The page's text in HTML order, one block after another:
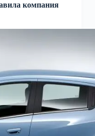
компания